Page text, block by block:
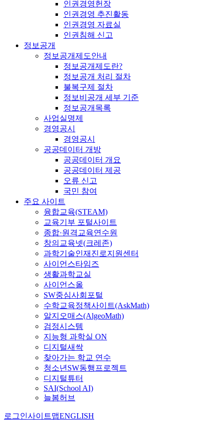
인권경영헌장
인권경영 추진활동
인권경영 자료실
인권침해 신고
정보공개
정보공개제도안내
정보공개제도란?
정보공개 처리 절차
불복구제 절차
정보비공개 세부 기준
정보공개목록
사업실명제
경영공시
경영공시
공공데이터 개방
공공데이터 개요
공공데이터 제공
오류 신고
국민 참여
주요 사이트
융합교육(STEAM)
교육기부 포털사이트
종합·원격교육연수원
창의교육넷(크레존)
과학기술인재진로지원센터
사이언스타임즈
생활과학교실
사이언스올
SW중심사회포털
수학교육정책사이트(AskMath)
알지오매스(AlgeoMath)
검정시스템
지능형 과학실 ON
디지털새싹
찾아가는 학교 연수
청소년SW동행프로젝트
디지털튜터
SAI(School AI)
늘봄허브
로그인사이트맵ENGLISH